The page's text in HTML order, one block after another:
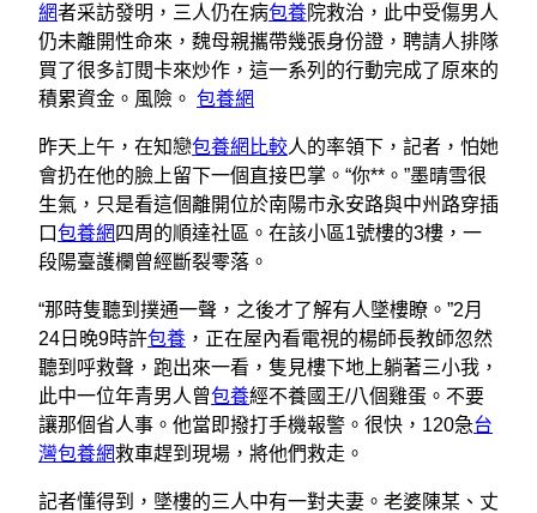
網者采訪發明，三人仍在病包養院救治，此中受傷男人
仍未離開性命來，魏母親攜帶幾張身份證，聘請人排隊
買了很多訂閱卡來炒作，這一系列的行動完成了原來的
積累資金。風險。 包養網
昨天上午，在知戀包養網比較人的率領下，記者，怕她
會扔在他的臉上留下一個直接巴掌。“你**。”墨晴雪很
生氣，只是看這個離開位於南陽市永安路與中州路穿插
口包養網 四周的順達社區。在該小區1號樓的3樓，一
段陽臺護欄曾經斷裂零落。
“那時隻聽到撲通一聲，之後才了解有人墜樓瞭。”2月
24日晚9時許包養 ，正在屋內看電視的楊師長教師忽然
聽到呼救聲，跑出來一看，隻見樓下地上躺著三小我，
此中一位年青男人曾包養經不養國王/八個雞蛋。不要
讓那個省人事。他當即撥打手機報警。很快，120急台
灣包養網救車趕到現場，將他們救走。
記者懂得到，墜樓的三人中有一對夫妻。老婆陳某、丈